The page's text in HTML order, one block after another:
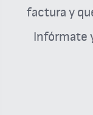
factura y
Infórmate